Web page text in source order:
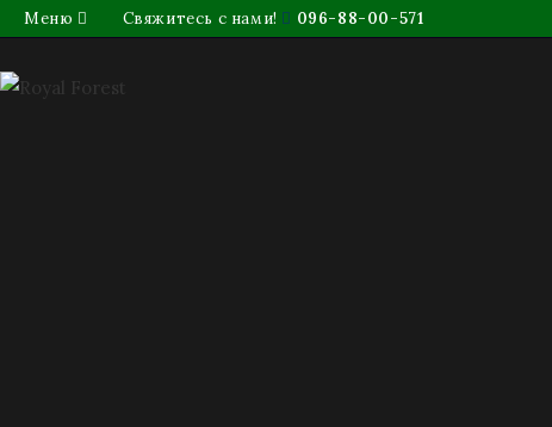
Меню Свяжитесь с нами! 096-88-00-571